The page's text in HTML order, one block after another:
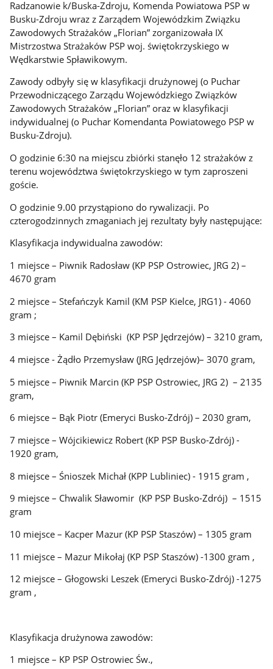
Radzanowie k/Buska-Zdroju, Komenda Powiatowa PSP w
Busku-Zdroju wraz z Zarządem Wojewódzkim Związku
Zawodowych Strażaków „Florian” zorganizowała IX
Mistrzostwa Strażaków PSP woj. świętokrzyskiego w
Wędkarstwie Spławikowym.
Zawody odbyły się w klasyfikacji drużynowej (o Puchar
Przewodniczącego Zarządu Wojewódzkiego Związków
Zawodowych Strażaków „Florian” oraz w klasyfikacji
indywidualnej (o Puchar Komendanta Powiatowego PSP w
Busku-Zdroju).
O godzinie 6:30 na miejscu zbiórki stanęło 12 strażaków z
terenu województwa świętokrzyskiego w tym zaproszeni
goście.
O godzinie 9.00 przystąpiono do rywalizacji. Po
czterogodzinnych zmaganiach jej rezultaty były następujące:
Klasyfikacja indywidualna zawodów:
1 miejsce – Piwnik Radosław (KP PSP Ostrowiec, JRG 2) –
4670 gram
2 miejsce – Stefańczyk Kamil (KM PSP Kielce, JRG1) - 4060
gram ;
3 miejsce – Kamil Dębiński (KP PSP Jędrzejów) – 3210 gram,
4 miejsce - Żądło Przemysław (JRG Jędrzejów)– 3070 gram,
5 miejsce – Piwnik Marcin (KP PSP Ostrowiec, JRG 2) – 2135
gram,
6 miejsce – Bąk Piotr (Emeryci Busko-Zdrój) – 2030 gram,
7 miejsce – Wójcikiewicz Robert (KP PSP Busko-Zdrój) -
1920 gram,
8 miejsce – Śnioszek Michał (KPP Lubliniec) - 1915 gram ,
9 miejsce – Chwalik Sławomir (KP PSP Busko-Zdrój) – 1515
gram
10 miejsce – Kacper Mazur (KP PSP Staszów) – 1305 gram
11 miejsce – Mazur Mikołaj (KP PSP Staszów) -1300 gram ,
12 miejsce – Głogowski Leszek (Emeryci Busko-Zdrój) -1275
gram ,
Klasyfikacja drużynowa zawodów:
1 miejsce – KP PSP Ostrowiec Św.,